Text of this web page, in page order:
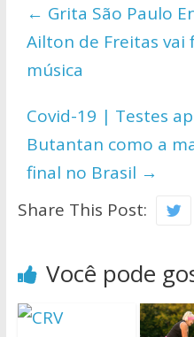
A
p
p
o
o
Li
n
← Grita São Paulo
Ailton de Freitas vai
música
Covid-19 | Testes
Butantan como a
final no Brasil →
Share This Post:
Você pode